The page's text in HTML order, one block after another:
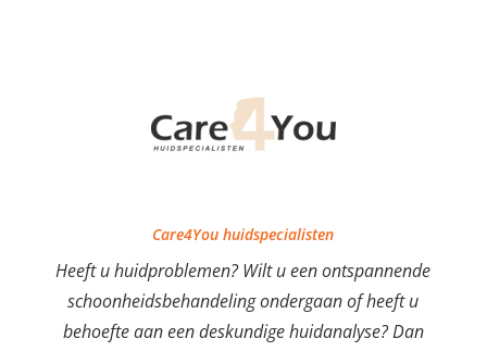
Care4You huidspecialisten
Heeft u huidproblemen? Wilt u een ontspannende
schoonheidsbehandeling ondergaan of heeft u
behoefte aan een deskundige huidanalyse? Dan